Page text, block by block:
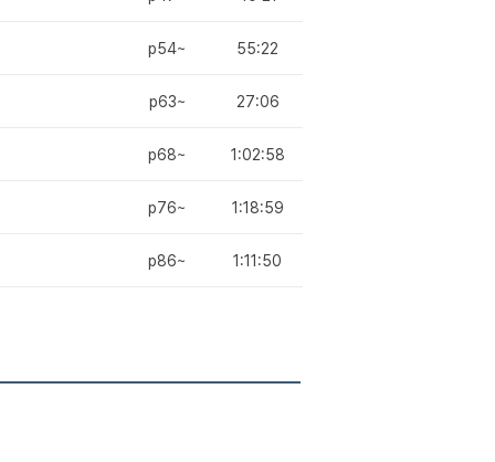
p54~ 55:22
p63~ 27:06
p68~ 1:02:58
p76~ 1:18:59
p86~ 1:11:50